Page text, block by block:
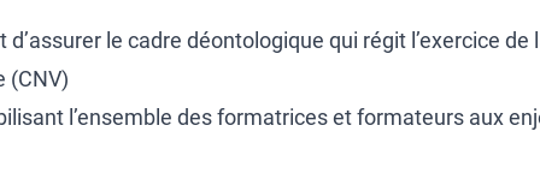
le cadre déontologique qui régit l’exercice de
(CNV)
l’ensemble des formatrices et formateurs aux